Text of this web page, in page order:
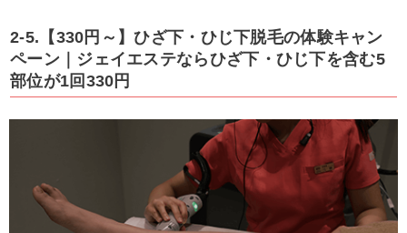
2-5.【330円～】ひざ下・ひじ下脱毛の体験キャン
ペーン｜ジェイエステならひざ下・ひじ下を含む5
部位が1回330円